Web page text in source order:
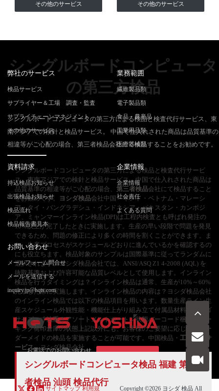
その他のサービス その他のサービス
シングルボードコンピュータ
の第三方検品
シングルボードコンピュータの第三方による検品と検査代行サービス、東
南アジアでの検針と検品サービス。 中国で仕入れされた商品は品質基準の
相違等がご心配の場合、第三者検品会社にて検品することをお勧めです。
シングルボードコンピュータの第三方による検品と検査代行サービ
ス、東南アジアでの検針と検品サービス。中国で仕入れされた商品は
品質基準の相違等がご心配の場合、 第三者検品会社にて検品すること
をお勧めです。
ヨシダ検品会社中国・インド・ベトナム・マレーシ
ア・タイ・バングラデシュ・インドネシア・パキスタン・カンボジ
ア、ミャンマーインライン検品(DPI)は工程内検査とも呼ばれ発注の
10%以上が完了したときに実施します。生産の早い段階で問題を発見
できるため、問題の修正により多くの時間を割くことができます。ま
た、生産プロセスがスケジュールどおりに進んでいるかを確認するの
にも役立ちます。検品対象のサンプルは国際基準に従ってランダムに
選択されます。ヨシダ検品会社では、ANSI/ASQ Z1 4-2008 (AQL) を
抜取基準および許容可能な品質レベルとして使用します。インライン
検品を行うタイミングは？インライン検品は通常、生産が10%～60%
完了した際に実施します。インライン検品の内容は？ヨシダ検品会社
のインライン検品では以下の検品項目を用います。数量生産ライン生
産スケジュール外観性能・機能仕上がり組み立て付属品材料色・ロゴ
サイズ・寸法重さアソートメントカートン状態バーコード梱包・マー
キング荷印倉庫の状態上記以外にも、お客様のご要望に応じて、オー
ダーメイドの検品を実施することが可能です。中国検品・ 工場監査サ
ービス– ヨシダ検品会社
シングルボードコンピュータ検品 福建 第三
者検品 汕頭 検品代行
弊社のサービス
検品サービス
サプライヤー＆工場 調査・監査
サプライチェーンマネジメント
その他のサービス
業務範囲
繊維製品類
電子製品類
食品・農産品
工業用品類
医療器械類
資料請求
持込検品お知らせ
出張検品お知らせ
検品流れ
検品報告書見本
企業情報
企業情報
社会責任
よくある質問
お問い合わせ
メールフォーム問合せ
メールを送信する
inquiry.jp@hqts.com
お電話でのお問い合わせ
050-5840-2657
サイトマップ 利用規 Copyright ©2026 ヨシダ 検品 All